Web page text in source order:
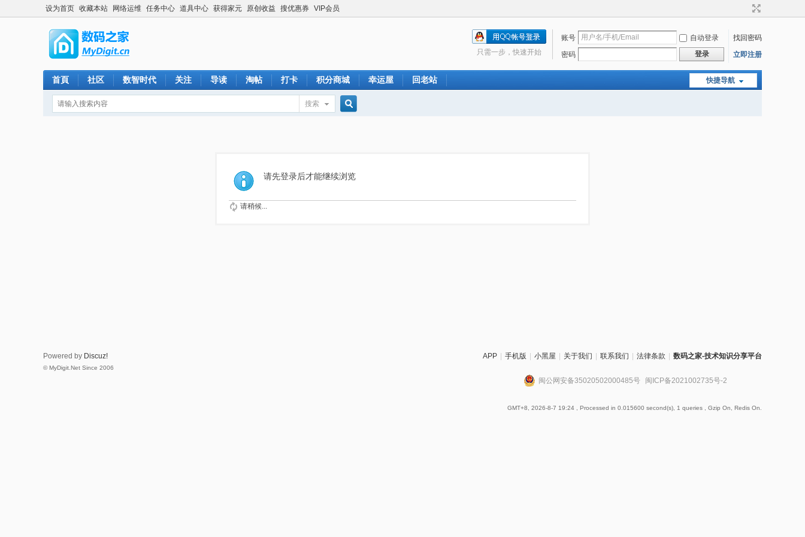
设为首页 收藏本站 网络运维 任务中心 道具中心 获得家元 原创收益 搜优惠券 VIP会员
账号 自动登录
找回密码
密码
登录 立即注册
只需一步，快速开始
快捷导航
首頁 社区 数智时代 关注 导读 淘帖 打卡 积分商城 幸运屋 回老站
搜索
索
请先登录后才能继续浏览
请稍候...
APP 手机版 小黑屋 关于我们 联系我们 法律条款 数码之家-技术知识分享平台
闽公网安备35020502000485号 闽ICP备2021002735号-2
GMT+8, 2026-8-7 19:24 , Processed in 0.015600 second(s), 1 queries , Gzip On, Redis On.
Powered by Discuz!
© MyDigit.Net Since 2006